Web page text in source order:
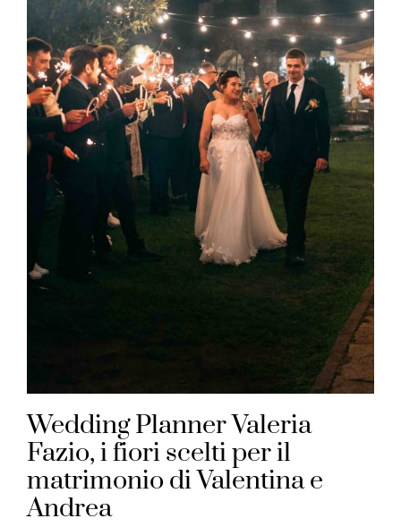
Wedding Planner Valeria
Fazio, i fiori scelti per il
matrimonio di Valentina e
Andrea